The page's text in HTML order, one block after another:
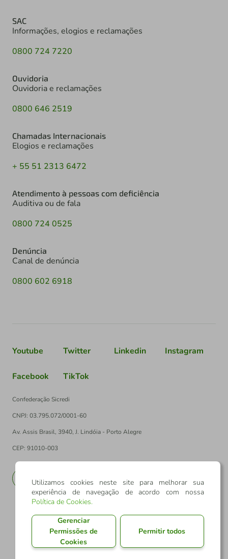
SAC
Informações, elogios e reclamações
0800 724 7220
Ouvidoria
Ouvidoria e reclamações
0800 646 2519
Chamadas Internacionais
Elogios e reclamações
+ 55 51 2313 6472
Atendimento à pessoas com deficiência
Auditiva ou de fala
0800 724 0525
Denúncia
Canal de denúncia
0800 602 6918
Youtube Twitter Linkedin Instagram
Facebook TikTok
Confederação Sicredi
CNPJ: 03.795.072/0001-60
Av. Assis Brasil, 3940, J. Lindóia - Porto Alegre
CEP: 91010-003
Utilizamos cookies neste site para melhorar sua
experiência de navegação de acordo com nossa
Política de Cookies.
Gerenciar
Permissões de
Cookies
Permitir todos